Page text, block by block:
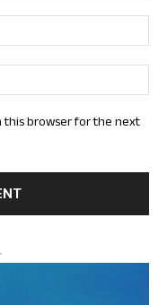
this browser for the next